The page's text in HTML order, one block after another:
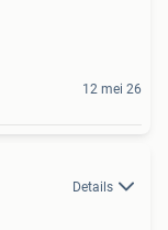
12 mei 26
Details